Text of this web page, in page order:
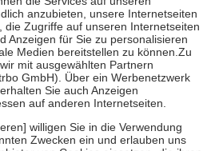
Zuzahlungen in Höhe von zehn
mindestens jedochfünf Euround
jedoch nie mehr als die tatsächlichen
auch für Online-Apotheken.
Krankenpflege beträgt die
Kosten sowie zehn Euro je
für ihre eigene Gesundheit zu